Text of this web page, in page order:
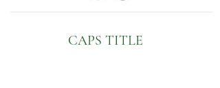
CAPS TITLE